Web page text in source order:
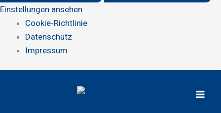
Einstellungen ansehen
Cookie-Richtlinie
Datenschutz
Impressum